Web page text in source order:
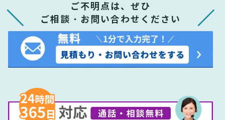
ご不明点は、ぜひ
ご相談・お問い合わせください